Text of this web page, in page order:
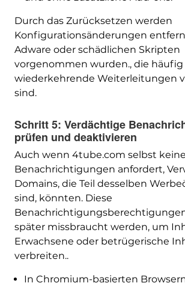
Durch das Zurücksetzen werden
Konfigurationsänderungen
Adware oder schädlichen Skripten
vorgenommen wurden., die häufig
wiederkehrende Weiterleitungen
sind.
Schritt 5: Verdächtige
prüfen und deaktivieren
Auch wenn 4tube.com selbst keine
Benachrichtigungen anfordert,
Domains, die Teil desselben
sind, könnten. Diese
später missbraucht werden, um
Erwachsene oder betrügerische
verbreiten..
In Chromium-basierten